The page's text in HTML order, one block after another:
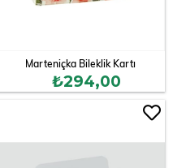
Marteniçka Bileklik Kartı
₺294,00